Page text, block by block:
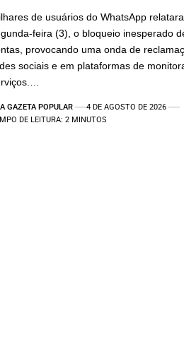
de usuários do WhatsApp
feira (3), o bloqueio inesperado
provocando uma onda de
sociais e em plataformas de
A GAZETA POPULAR
4 DE AGOSTO DE 2026
DE LEITURA: 2 MINUTOS